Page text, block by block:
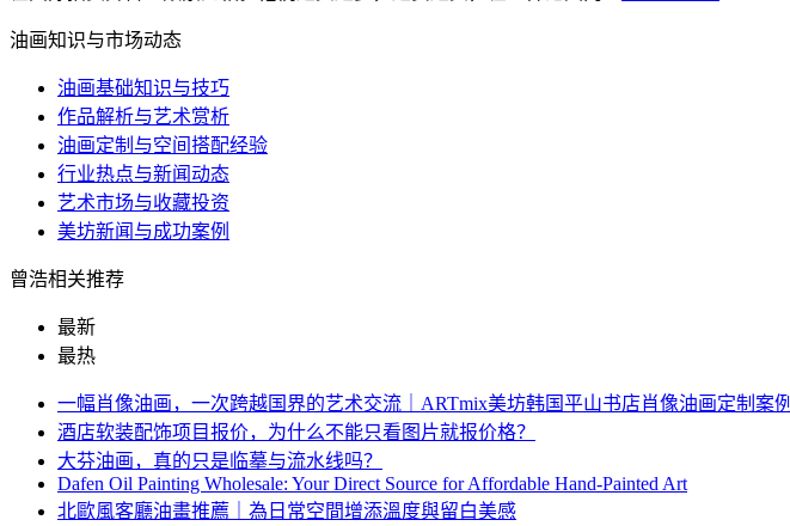
油画知识与市场动态
油画基础知识与技巧
作品解析与艺术赏析
油画定制与空间搭配经验
行业热点与新闻动态
艺术市场与收藏投资
美坊新闻与成功案例
曾浩相关推荐
最新
最热
一幅肖像油画，一次跨越国界的艺术交流｜ARTmix美坊韩国平山书店肖像油画定制案例
酒店软装配饰项目报价，为什么不能只看图片就报价格？
大芬油画，真的只是临摹与流水线吗？
Dafen Oil Painting Wholesale: Your Direct Source for Affordable Hand-Painted Art
北歐風客廳油畫推薦｜為日常空間增添溫度與留白美感